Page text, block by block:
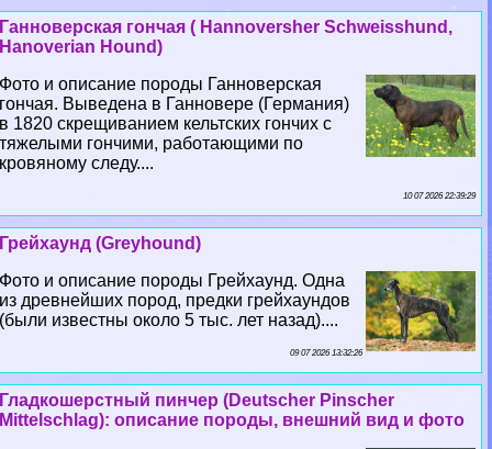
Ганноверская гончая ( Hannoversher Schweisshund,
Hanoverian Hound)
Фото и описание породы Ганноверская
гончая. Выведена в Ганновере (Германия)
в 1820 скрещиванием кельтских гончих с
тяжелыми гончими, работающими по
кровяному следу....
10 07 2026 22:39:29
Грейхаунд (Greyhound)
Фото и описание породы Грейхаунд. Одна
из древнейших пород, предки грейхаундов
(были известны около 5 тыс. лет назад)....
09 07 2026 13:32:26
Гладкошерстный пинчер (Deutscher Pinscher
Mittelschlag): описание породы, внешний вид и фото